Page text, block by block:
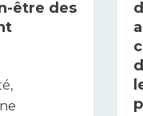
être des